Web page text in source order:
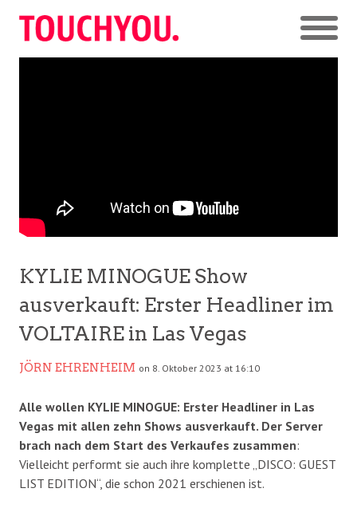
KYLIE MINOGUE Show
ausverkauft: Erster Headliner im
VOLTAIRE in Las Vegas
JÖRN EHRENHEIM on 8. Oktober 2023 at 16:10
Alle wollen KYLIE MINOGUE: Erster Headliner in Las
Vegas mit allen zehn Shows ausverkauft. Der Server
brach nach dem Start des Verkaufes zusammen:
Vielleicht performt sie auch ihre komplette „DISCO: GUEST
LIST EDITION“, die schon 2021 erschienen ist.